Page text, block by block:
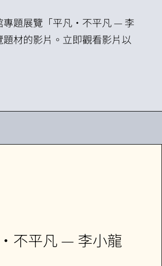
專題展覽「平凡•不平凡 — 李
材的影片。立即觀看影片以
不平凡 — 李小龍